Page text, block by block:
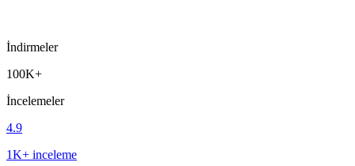
İndirmeler
100K+
İncelemeler
4.9
1K+ inceleme